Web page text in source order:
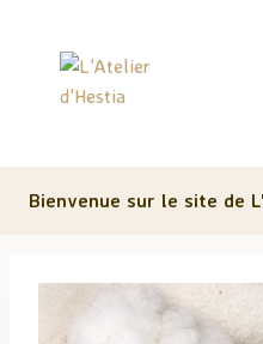
contenu
Bienvenue sur le site de